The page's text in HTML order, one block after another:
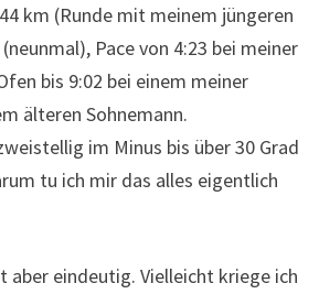
km (Runde mit meinem jüngeren
Pace von 4:23 bei meiner
bis 9:02 bei einem meiner
älteren Sohnemann.
im Minus bis über 30 Grad
tu ich mir das alles eigentlich
aber eindeutig. Vielleicht kriege ich